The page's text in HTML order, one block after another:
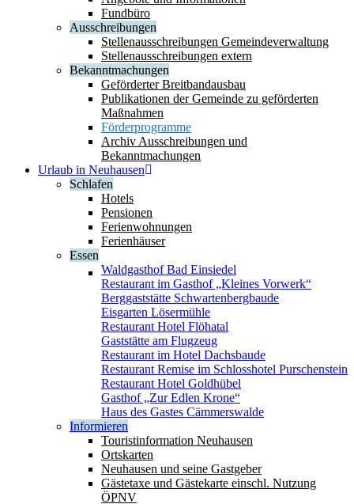
Fundbüro
Ausschreibungen
Stellenausschreibungen Gemeindeverwaltung
Stellenausschreibungen extern
Bekanntmachungen
Geförderter Breitbandausbau
Publikationen der Gemeinde zu geförderten
Maßnahmen
Förderprogramme
Archiv Ausschreibungen und
Bekanntmachungen
Urlaub in Neuhausen
Schlafen
Hotels
Pensionen
Ferienwohnungen
Ferienhäuser
Essen
Waldgasthof Bad Einsiedel
Restaurant im Gasthof „Kleines Vorwerk“
Berggaststätte Schwartenbergbaude
Eisgarten Lösermühle
Restaurant Hotel Flöhatal
Gaststätte am Flugzeug
Restaurant im Hotel Dachsbaude
Restaurant Remise im Schlosshotel Purschenstein
Restaurant Hotel Goldhübel
Gasthof „Zur Edlen Krone“
Haus des Gastes Cämmerswalde
Informieren
Touristinformation Neuhausen
Ortskarten
Neuhausen und seine Gastgeber
Gästetaxe und Gästekarte einschl. Nutzung
ÖPNV